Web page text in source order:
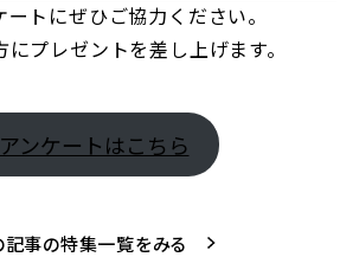
トにぜひご協力ください。
プレゼントを差し上げます。
アンケートはこちら
記事の特集一覧をみる